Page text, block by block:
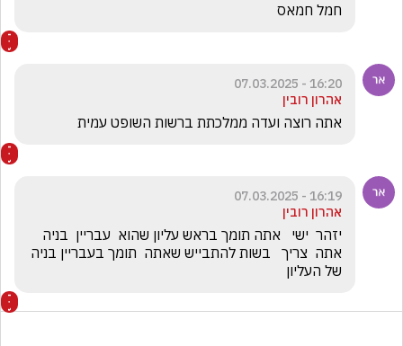
חמל חמאס
16:20 - 07.03.2025
אהרון רובין
אתה רוצה ועדה ממלכתת ברשות השופט עמית
16:19 - 07.03.2025
אהרון רובין
של העליון